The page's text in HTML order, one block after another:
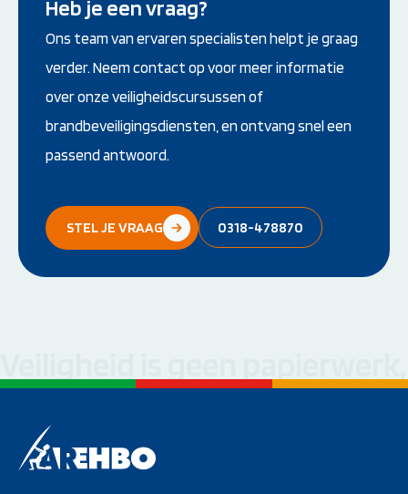
Heb je een vraag?
Ons team van ervaren specialisten helpt je graag
verder. Neem contact op voor meer informatie
over onze veiligheidscursussen of
brandbeveiligingsdiensten, en ontvang snel een
passend antwoord.
STEL JE VRAAG 0318-478870